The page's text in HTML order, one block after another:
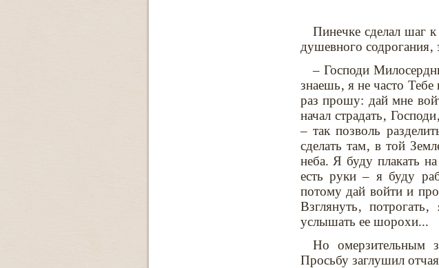
Пинечке сделал шаг
душевного
– Господи
знаешь‚ я не часто
раз прошу: дай мне
начал страдать‚
– так позволь
сделать там‚ в той
неба. Я буду плакать
есть руки – я буду
потому дай войти и
Взглянуть‚
услышать ее шорохи...
Но омерзительным
Просьбу заглушил